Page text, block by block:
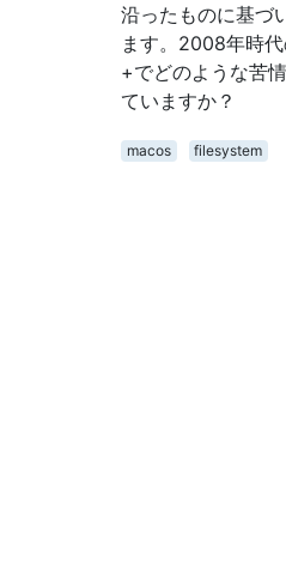
沿ったものに基づ
ます。2008年時
+でどのような苦
ていますか？
macos
filesystem